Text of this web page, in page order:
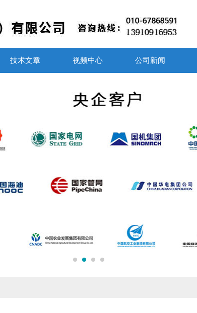
技术文章 视频中心 公司新闻